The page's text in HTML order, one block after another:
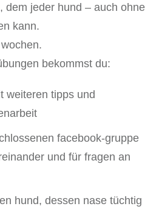
dem jeder hund – auch ohne
kann.
bekommst du:
weiteren tipps und
facebook-gruppe
und für fragen an
hund, dessen nase tüchtig